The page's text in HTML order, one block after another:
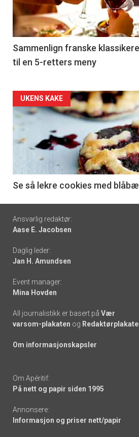
nå
-
5
Sammenlign franske
til en 5-retters meny
Forsiden
akkurat
nå
6
UKENS KAKE
Se så lekre cookies med
Footer
-
links
Ansvarlig redaktør:
Aase E. Jacobsen
Daglig leder:
Jan H. Amundsen
Event manager:
Mina Hovden
All journalistikk er basert på Vær
varsom-plakaten og
Om informasjonskapsler
Om Apéritif:
På nett og papir siden 1995
Annonsere:
Informasjon og priser nett/papir